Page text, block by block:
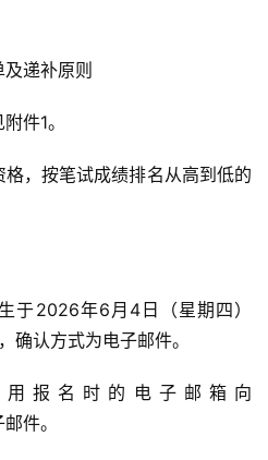
递补原则
件1。
，按笔试成绩排名从高到低的
于2026年6月4日（星期四）
确认方式为电子邮件。
用报名时的电子邮箱向
件。